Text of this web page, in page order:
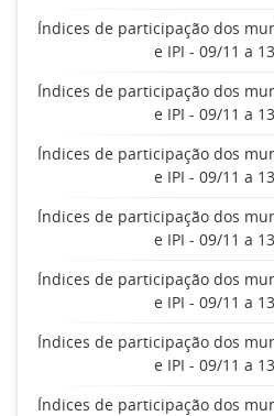
Índices de participação dos
e IPI - 09/11 a
Índices de participação dos
e IPI - 09/11 a
Índices de participação dos
e IPI - 09/11 a
Índices de participação dos
e IPI - 09/11 a
Índices de participação dos
e IPI - 09/11 a
Índices de participação dos
e IPI - 09/11 a
Índices de participação dos